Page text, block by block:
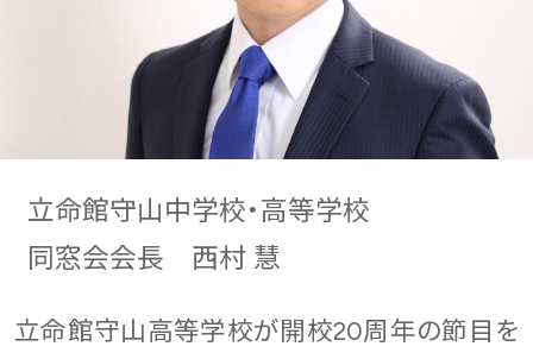
立命館守山中学校・高等学校
同窓会会長 西村 慧
立命館守山高等学校が開校20周年の節目を